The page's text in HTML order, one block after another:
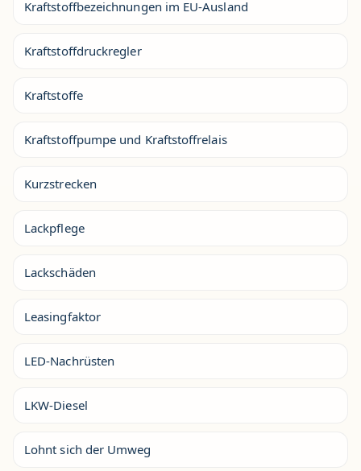
Kraftstoffbezeichnungen im EU-Ausland
Kraftstoffdruckregler
Kraftstoffe
Kraftstoffpumpe und Kraftstoffrelais
Kurzstrecken
Lackpflege
Lackschäden
Leasingfaktor
LED-Nachrüsten
LKW-Diesel
Lohnt sich der Umweg